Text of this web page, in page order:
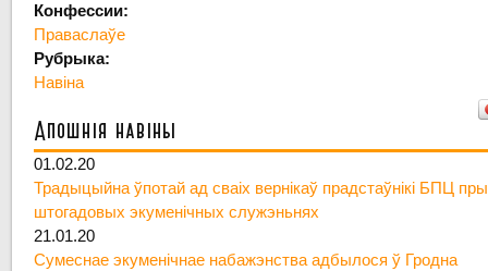
Конфессии:
Праваслаўе
Рубрыка:
Навіна
Апошнія навіны
01.02.20
Традыцыйна ўпотай ад сваіх вернікаў прадстаўнікі БПЦ
штогадовых экуменічных служэньнях
21.01.20
Сумеснае экуменічнае набажэнства адбылося ў Гродна